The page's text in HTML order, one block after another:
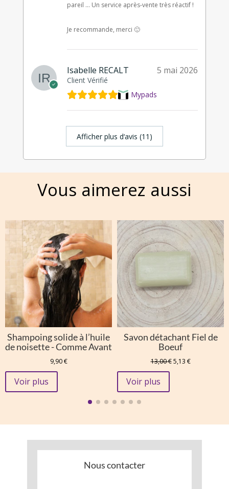
pareil … Un service après-vente très réactif !
Je recommande, merci 🙂
Isabelle RECALT
Client Vérifié
5 mai 2026
Mypads
Afficher plus d‘avis (11)
Vous aimerez aussi
Shampoing solide à l’huile
de noisette - Comme Avant
9,90€
Voir plus
Savon détachant Fiel de
Boeuf
13,00€ Le
5,13 €Le
Voir plus
Nous contacter